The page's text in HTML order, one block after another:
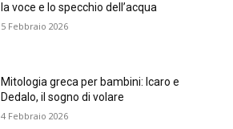
la voce e lo specchio dell’acqua
5 Febbraio 2026
Mitologia greca per bambini: Icaro e
Dedalo, il sogno di volare
4 Febbraio 2026